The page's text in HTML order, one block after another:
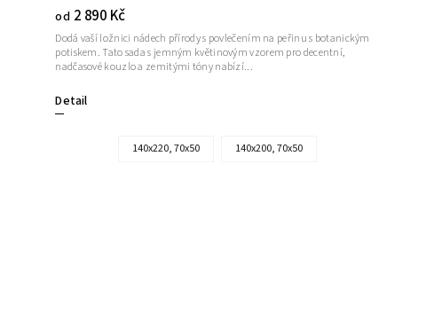
od 2 890 Kč
Detail
Dodá vaší ložnici nádech přírody s povlečením na peřinu s botanickým
potiskem. Tato sada s jemným květinovým vzorem pro decentní,
nadčasové kouzlo a zemitými tóny nabízí...
140x220, 70x50 140x200, 70x50